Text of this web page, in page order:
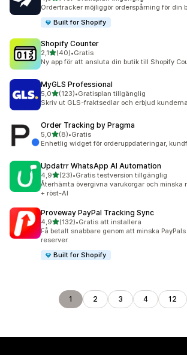
46 recensioner totalt
Ordertracker möjliggör orderspårning för din
Built for Shopify
Shopify Counter
2,1av 5 stjärnor
(40)
40 recensioner totalt
•Gratis
Ny app för att ansluta din butik till Shopify
MyGLS Professional
5,0av 5 stjärnor
(123)
123 recensioner totalt
•Gratisplan tillgänglig
Skriv ut GLS-fraktsedlar och erbjud
Order Tracking by Pragma
5,0av 5 stjärnor
(8)
8 recensioner totalt
•Gratis
Enhetlig widget för orderuppdateringar,
Updatrr WhatsApp AI Automation
4,9av 5 stjärnor
(23)
23 recensioner totalt
•Gratis testversion tillgänglig
Återhämta övergivna varukorgar och minska
+ röst-AI
Proveway PayPal Tracking Sync
4,9av 5 stjärnor
(132)
132 recensioner totalt
•Gratis att installera
Få betalt snabbare genom att minska
reserver.
Built for Shopify
1 2 3 4 12